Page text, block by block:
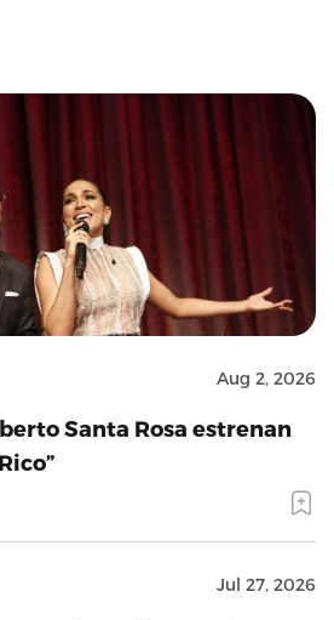
Aug 2, 2026
Santa Rosa estrenan
Jul 27, 2026